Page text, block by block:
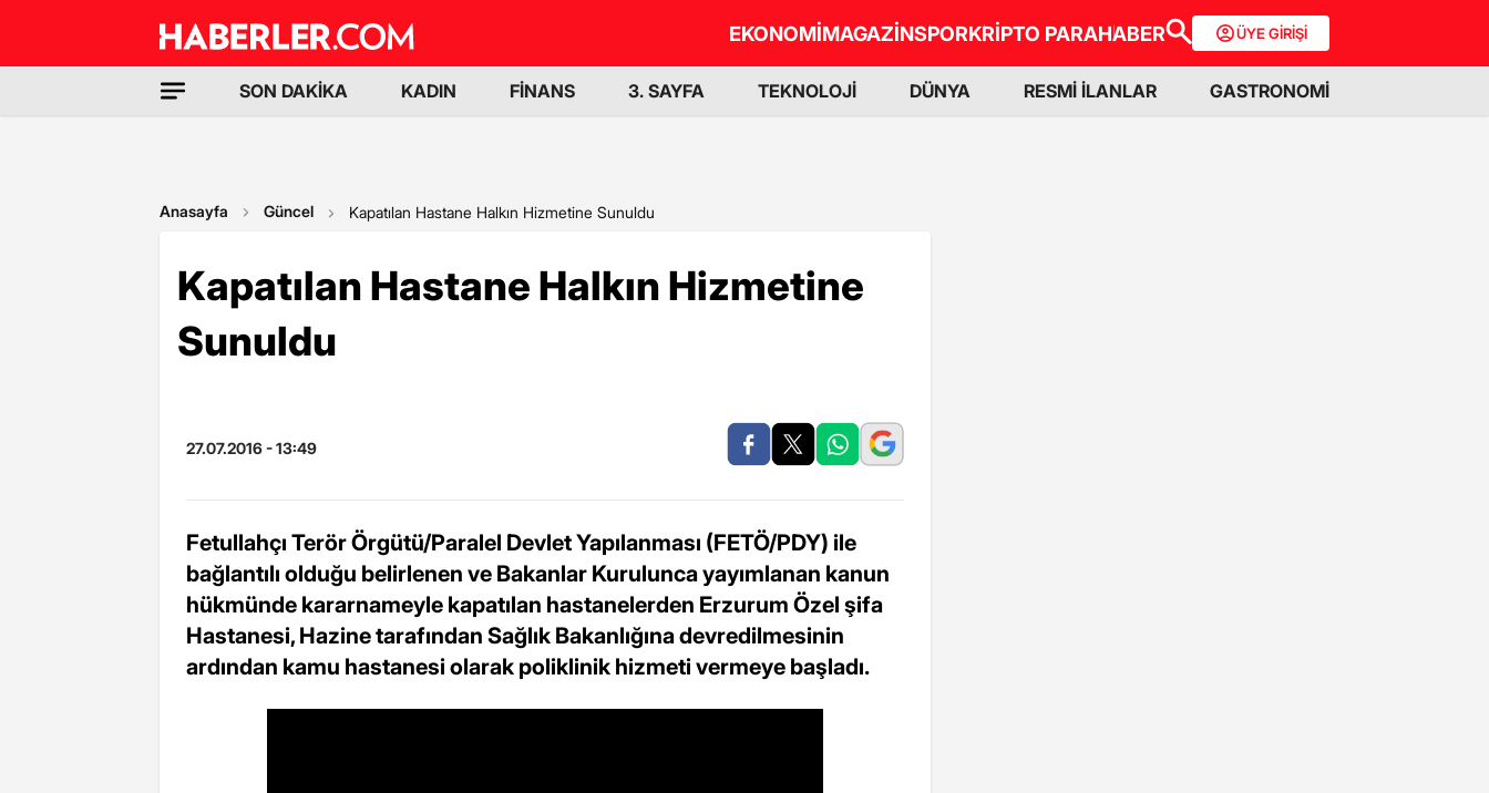
EKONOMİMAGAZİNSPORKRİPTO PARAHABER ÜYE GİRİŞİ
SON DAKİKA KADIN FİNANS 3. SAYFA TEKNOLOJİ DÜNYA RESMİ İLANLAR GASTRONOMİ
Anasayfa Güncel Kapatılan Hastane Halkın Hizmetine Sunuldu
Kapatılan Hastane Halkın Hizmetine
Sunuldu
27.07.2016 - 13:49
Fetullahçı Terör Örgütü/Paralel Devlet Yapılanması (FETÖ/PDY) ile
bağlantılı olduğu belirlenen ve Bakanlar Kurulunca yayımlanan kanun
hükmünde kararnameyle kapatılan hastanelerden Erzurum Özel şifa
Hastanesi, Hazine tarafından Sağlık Bakanlığına devredilmesinin
ardından kamu hastanesi olarak poliklinik hizmeti vermeye başladı.